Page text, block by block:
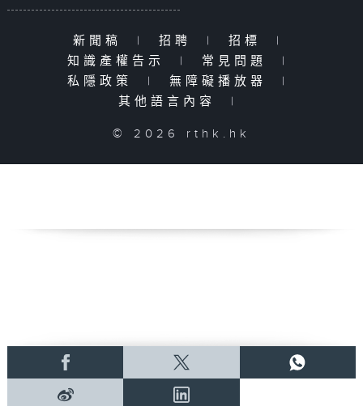
新聞稿 | 招聘 | 招標
|
知識產權告示
| 常見問題
|
私隱政策
| 無障礙播放器
|
其他語言內容
|
© 2026 rthk.hk